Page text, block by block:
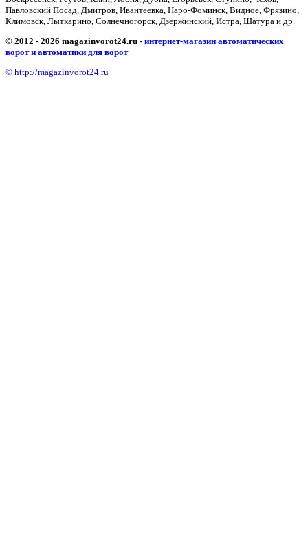
Павловский Посад, Дмитров, Ивантеевка, Наро-Фоминск, Видное, Фрязино,
Климовск, Лыткарино, Солнечногорск, Дзержинский, Истра, Шатура и др.
© 2012 - 2026 magazinvorot24.ru - интернет-магазин автоматических
ворот и автоматики для ворот
© http://magazinvorot24.ru